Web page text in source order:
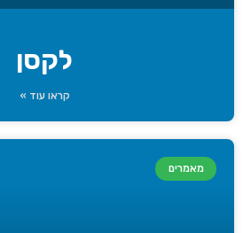
לקסן
קראו עוד »
מאמרים